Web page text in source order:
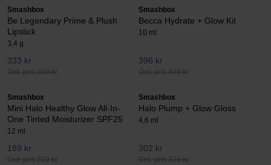
Smashbox
Be Legendary Prime & Plush
Lipstick
3,4 g
333 kr
Ord. pris 369 kr
Smashbox
Becca Hydrate + Glow Kit
10 ml
396 kr
Ord. pris 439 kr
Smashbox
Mini Halo Healthy Glow All-In-
One Tinted Moisturizer SPF25
12 ml
189 kr
Ord. pris 209 kr
Smashbox
Halo Plump + Glow Gloss
4,6 ml
302 kr
Ord. pris 335 kr